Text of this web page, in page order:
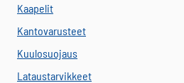
Kaapelit
Kantovarusteet
Kuulosuojaus
Lataustarvikkeet